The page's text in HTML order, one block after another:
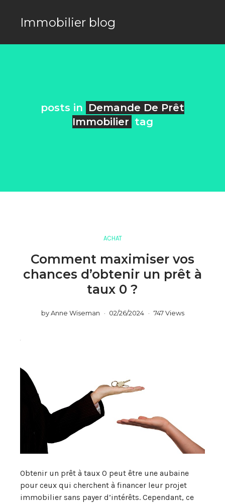
Immobilier blog
posts in Demande De Prêt
Immobilier tag
ACHAT
Comment maximiser vos
chances d’obtenir un prêt à
taux 0 ?
byAnne Wiseman 02/26/2024 747 Views
Obtenir un prêt à taux 0 peut être une aubaine
pour ceux qui cherchent à financer leur projet
immobilier sans payer d’intérêts. Cependant, ce